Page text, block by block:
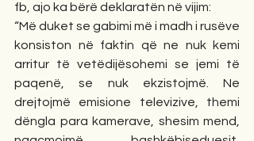
fb, ajo ka bërë deklaratën në vijim:
“Më duket se gabimi më i madh i rusëve
konsiston në faktin që ne nuk kemi
arritur të vetëdijësohemi se jemi të
paqenë, se nuk ekzistojmë. Ne
drejtojmë emisione televizive, themi
dëngla para kamerave, shesim mend,